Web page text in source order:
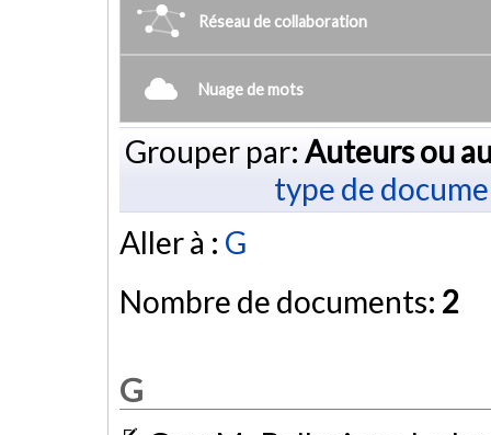
Réseau de collaboration
Nuage de mots
Grouper par: Auteurs ou
type de
Aller à : G
Nombre de documents: 2
G